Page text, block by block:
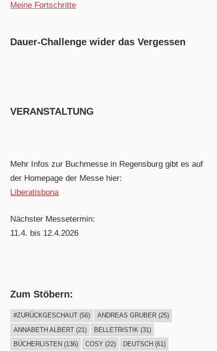
Meine Fortschritte
Dauer-Challenge wider das Vergessen
VERANSTALTUNG
Mehr Infos zur Buchmesse in Regensburg gibt es auf
der Homepage der Messe hier:
Liberatisbona
Nächster Messetermin:
11.4. bis 12.4.2026
Zum Stöbern:
#ZURÜCKGESCHAUT(56) ANDREAS GRUBER(25)
ANNABETH ALBERT(21) BELLETRISTIK (31)
BÜCHERLISTEN (136) COSY (22) DEUTSCH (61)